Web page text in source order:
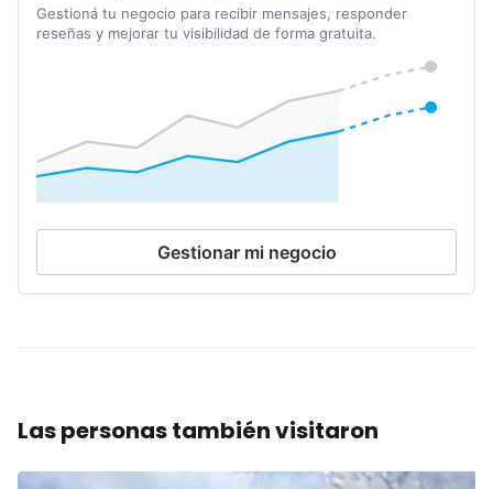
Gestioná tu negocio para recibir mensajes, responder
reseñas y mejorar tu visibilidad de forma gratuita.
Gestionar mi negocio
Las personas también visitaron